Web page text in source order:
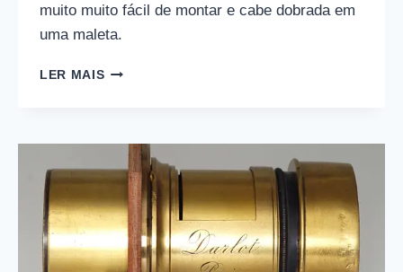
muito muito fácil de montar e cabe dobrada em
uma maleta.
LER MAISROYAL
|
THORNTON
PICKARD